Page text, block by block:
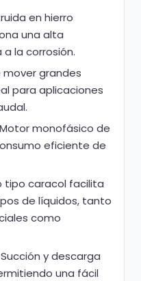
en hierro
una alta
la corrosión.
grandes
para aplicaciones
Motor monofásico de
eficiente de
tipo caracol facilita
de líquidos, tanto
como
Succión y descarga
una fácil